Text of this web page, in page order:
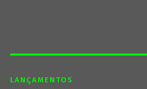
LANÇAMENTOS